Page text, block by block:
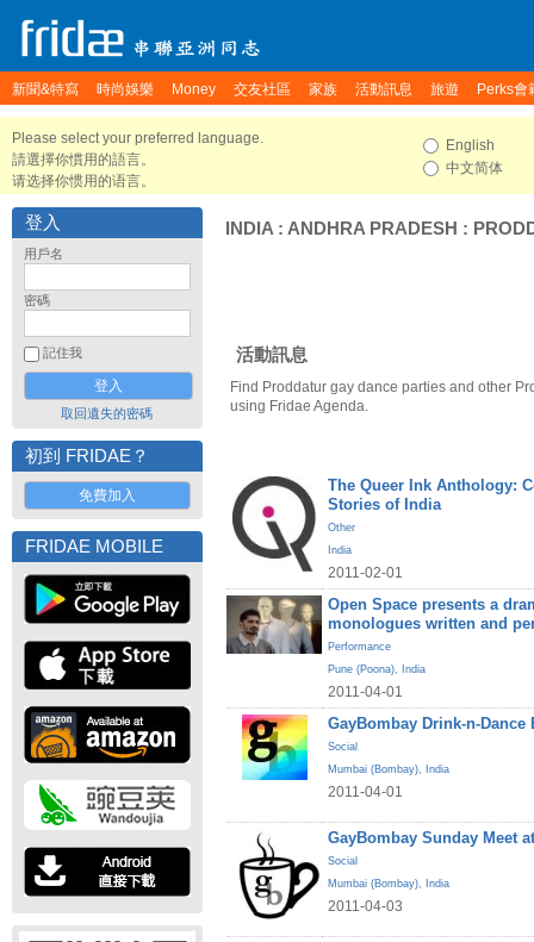
新聞&特寫 時尚娛樂 Money 交友社區 家族 活動訊息 旅遊 Perks會
Please select your preferred language.
請選擇你慣用的語言。
请选择你惯用的语言。
English
中文简体
登入
用戶名
密碼
記住我
取回遺失的密碼
初到 FRIDAE？
免費加入
FRIDAE MOBILE
INDIA : ANDHRA PRADESH :
活動訊息
Find Proddatur gay dance parties and other
using Fridae Agenda.
The Queer Ink Anthology:
Stories of India
Other
India
2011-02-01
Open Space presents a
monologues written and
Performance
Pune (Poona), India
2011-04-01
GayBombay Drink-n-Dance
Social
Mumbai (Bombay), India
2011-04-01
GayBombay Sunday Meet
Social
Mumbai (Bombay), India
2011-04-03